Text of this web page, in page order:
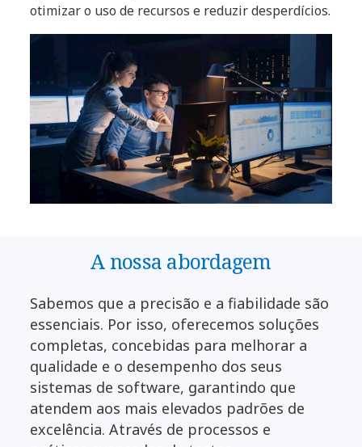
otimizar o uso de recursos e reduzir desperdícios.
A nossa abordagem
Sabemos que a precisão e a fiabilidade são
essenciais. Por isso, oferecemos soluções
completas, concebidas para melhorar a
qualidade e o desempenho dos seus
sistemas de software, garantindo que
atendem aos mais elevados padrões de
excelência. Através de processos e